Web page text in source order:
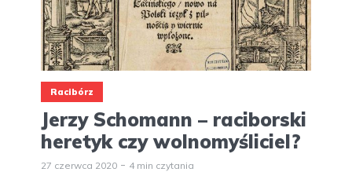
Racibórz
Jerzy Schomann – raciborski
heretyk czy wolnomyśliciel?
27 czerwca 2020 4 min czytania